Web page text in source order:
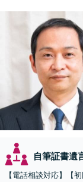
自筆証書遺
【電話相談対応】【